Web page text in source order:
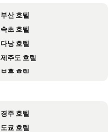
부산 호텔
속초 호텔
다낭 호텔
제주도 호텔
보홀 호텔
경주 호텔
도쿄 호텔